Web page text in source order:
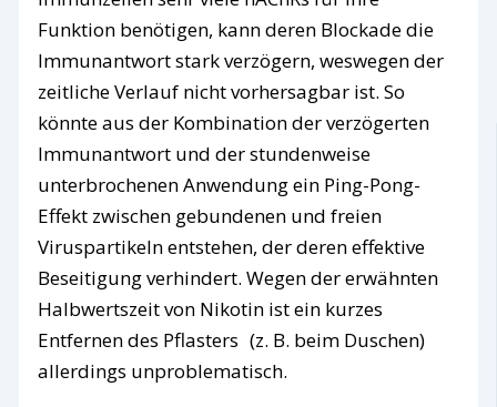
Funktion benötigen, kann deren Blockade die
Immunantwort stark verzögern, weswegen der
zeitliche Verlauf nicht vorhersagbar ist. So
könnte aus der Kombination der verzögerten
Immunantwort und der stundenweise
unterbrochenen Anwendung ein Ping-Pong-
Effekt zwischen gebundenen und freien
Viruspartikeln entstehen, der deren effektive
Beseitigung verhindert. Wegen der erwähnten
Halbwertszeit von Nikotin ist ein kurzes
Entfernen des Pflasters (z. B. beim Duschen)
allerdings unproblematisch.